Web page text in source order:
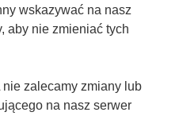
wskazywać na nasz
aby nie zmieniać tych
zalecamy zmiany lub
na nasz serwer